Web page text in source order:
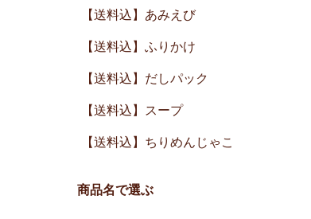
【送料込】あみえび
【送料込】ふりかけ
【送料込】だしパック
【送料込】スープ
【送料込】ちりめんじゃこ
商品名で選ぶ